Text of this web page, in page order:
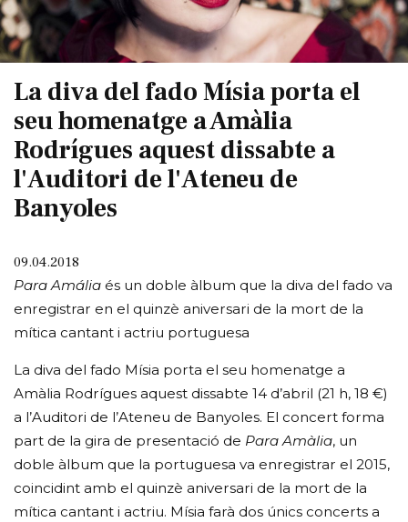
La diva del fado Mísia porta el
seu homenatge a Amàlia
Rodrígues aquest dissabte a
l'Auditori de l'Ateneu de
Banyoles
09.04.2018
Para Amália és un doble àlbum que la diva del fado va
enregistrar en el quinzè aniversari de la mort de la
mítica cantant i actriu portuguesa
La diva del fado Mísia porta el seu homenatge a
Amàlia Rodrígues aquest dissabte 14 d’abril (21 h, 18 €)
a l’Auditori de l’Ateneu de Banyoles. El concert forma
part de la gira de presentació de Para Amàlia, un
doble àlbum que la portuguesa va enregistrar el 2015,
coincidint amb el quinzè aniversari de la mort de la
mítica cantant i actriu. Mísia farà dos únics concerts a